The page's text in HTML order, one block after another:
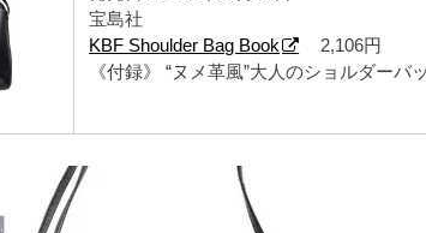
宝島社
KBF Shoulder Bag Book
2,106円
《付録》 “ヌメ革風”大人のショルダーバ